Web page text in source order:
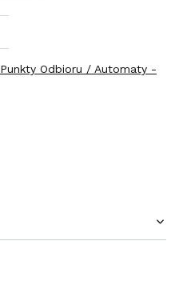
Odbioru / Automaty -